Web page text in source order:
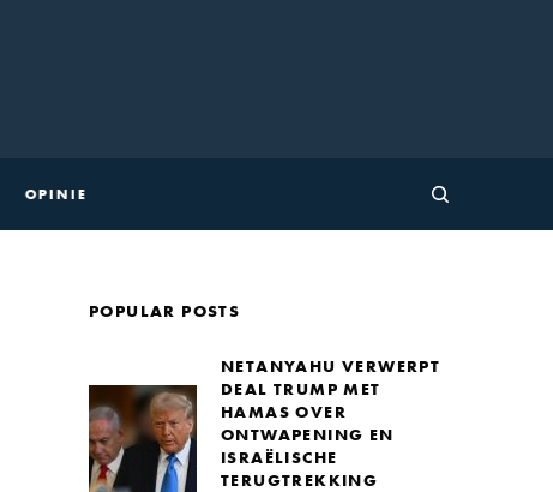
OPINIE
POPULAR POSTS
NETANYAHU VERWERPT
DEAL TRUMP MET
HAMAS OVER
ONTWAPENING EN
ISRAËLISCHE
TERUGTREKKING